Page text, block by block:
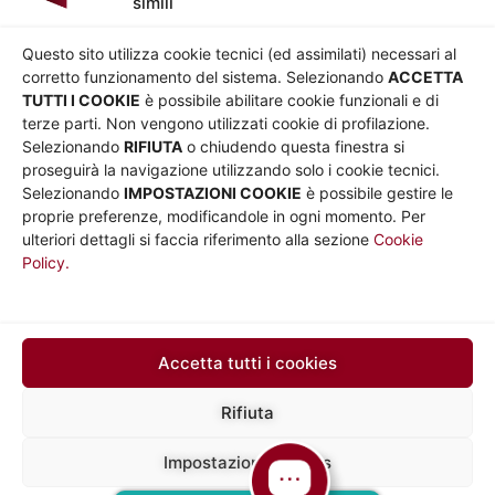
Questo sito utilizza cookie tecnici (ed assimilati) necessari al
corretto funzionamento del sistema. Selezionando ACCETTA
TUTTI I COOKIE è possibile abilitare cookie funzionali e di
terze parti. Non vengono utilizzati cookie di profilazione.
Selezionando RIFIUTA o chiudendo questa finestra si
proseguirà la navigazione utilizzando solo i cookie tecnici.
Selezionando IMPOSTAZIONI COOKIE è possibile gestire le
proprie preferenze, modificandole in ogni momento. Per
ulteriori dettagli si faccia riferimento alla sezione Cookie
Policy.
Accetta tutti i cookies
Rifiuta
Impostazioni cookies
Chi siamo
Governance
Whistleblowing
Co-Marketing
Social media policy
Informativa Cookie
Informativa Sito web e
social media
Privacy
Parità di genere
Amministrazione
trasparente
Bandi e gare
Note legali
UTILITÀ
Car Sharing Roma
Sede legale in via Silvio D’Amico 40, 00145 Roma, P. IVA e N.
Iscrizione 10735431008 del 31/12/2009 Numero REA 1253419